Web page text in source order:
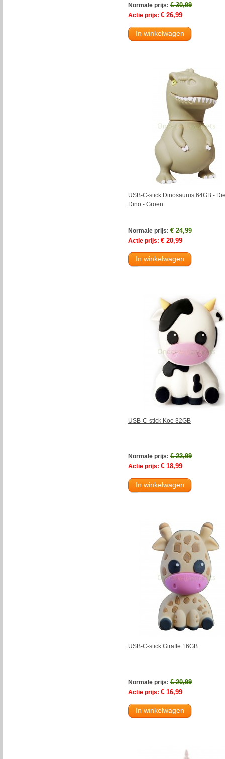
Normale prijs: € 30,99
Actie prijs: € 26,99
In winkelwagen
USB-C-stick Dinosaurus 64GB -
Dino - Groen
Normale prijs: € 24,99
Actie prijs: € 20,99
In winkelwagen
USB-C-stick Koe 32GB
Normale prijs: € 22,99
Actie prijs: € 18,99
In winkelwagen
USB-C-stick Giraffe 16GB
Normale prijs: € 20,99
Actie prijs: € 16,99
In winkelwagen